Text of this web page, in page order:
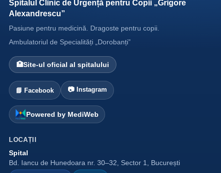
Spitalul Clinic de Urgență pentru Copii „Grigore
Alexandrescu”
Pasiune pentru medicină. Dragoste pentru copii.
Ambulatoriul de Specialități „Dorobanți”
🏥Site-ul oficial al spitalului
📘 Facebook 📷 Instagram
Powered by MediWeb
LOCAȚII
Spital
Bd. Iancu de Hunedoara nr. 30–32, Sector 1, București